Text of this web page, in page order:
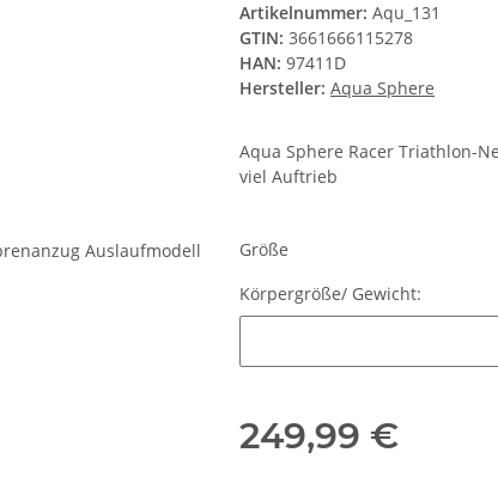
Artikelnummer: Aqu_131
GTIN: 3661666115278
HAN: 97411D
Hersteller: Aqua Sphere
Aqua Sphere Racer Triathlon-
viel Auftrieb
Größe
Körpergröße/ Gewicht:
249,99 €